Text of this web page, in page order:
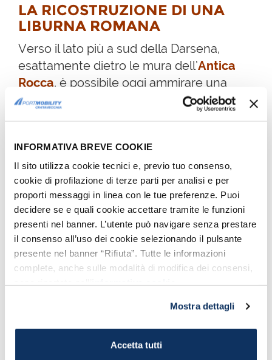
INFORMATIVA BREVE COOKIE
Il sito utilizza cookie tecnici e, previo tuo consenso,
cookie di profilazione di terze parti per analisi e per
proporti messaggi in linea con le tue preferenze. Puoi
decidere se e quali cookie accettare tramite le funzioni
presenti nel banner. L’utente può navigare senza prestare
il consenso all’uso dei cookie selezionando il pulsante
presente nel banner “Rifiuta”. Tutte le informazioni
complete, anche sulle modalità di modifica dei consensi,
Mostra dettagli
Accetta tutti
LA RICOSTRUZIONE DI UNA
LIBURNA ROMANA
Verso il lato più a sud della Darsena,
esattamente dietro le mura dell’Antica
Rocca, è possibile oggi ammirare una
bellissima ricostruzione a grandezza
naturale (scala 1:1) di una sezione di
flotta romana.
La nave, riprodotta fedelmente a
grandezza naturale(scala 1:1), è opera
dell’abilità e della maestria delCom.te
Mario Palmieri, direttore dellaboratorio
di archeologia sperimentale CANS
LANS, da anni impegnato nello studio e
nella riproduzione di navi romane